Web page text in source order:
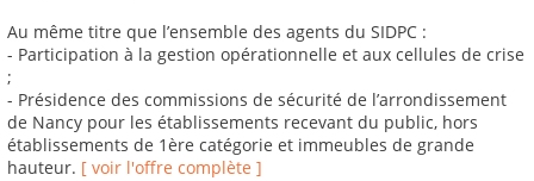
Au même titre que l’ensemble des agents du SIDPC :
- Participation à la gestion opérationnelle et aux cellules de crise
;
- Présidence des commissions de sécurité de l’arrondissement
de Nancy pour les établissements recevant du public, hors
établissements de 1ère catégorie et immeubles de grande
hauteur. [ voir l'offre complète ]